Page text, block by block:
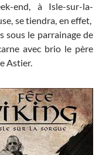
end, à Isle-sur-la-
se tiendra, en effet,
sous le parrainage de
avec brio le père
Astier.